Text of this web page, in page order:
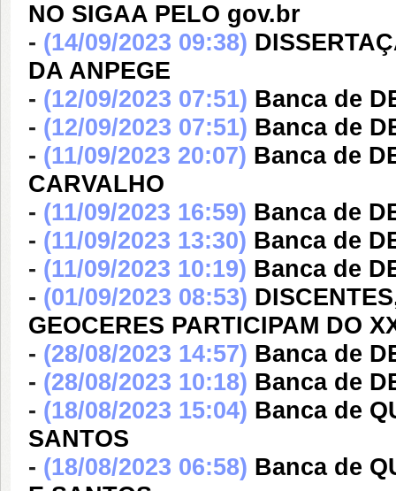
NO SIGAA PELO gov.br
- (14/09/2023 09:38)
DA ANPEGE
- (12/09/2023 07:51) Banca de
- (12/09/2023 07:51) Banca de
- (11/09/2023 20:07) Banca de
CARVALHO
- (11/09/2023 16:59) Banca de
- (11/09/2023 13:30) Banca de
- (11/09/2023 10:19) Banca de
- (01/09/2023 08:53)
GEOCERES PARTICIPAM DO
- (28/08/2023 14:57) Banca de
- (28/08/2023 10:18) Banca de
- (18/08/2023 15:04) Banca de
SANTOS
- (18/08/2023 06:58) Banca de